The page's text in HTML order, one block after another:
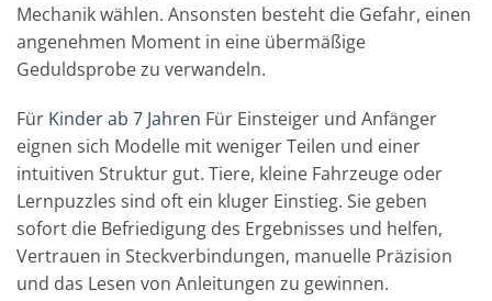
Mechanik wählen. Ansonsten besteht die Gefahr, einen
angenehmen Moment in eine übermäßige
Geduldsprobe zu verwandeln.
Für Kinder ab 7 Jahren Für Einsteiger und Anfänger
eignen sich Modelle mit weniger Teilen und einer
intuitiven Struktur gut. Tiere, kleine Fahrzeuge oder
Lernpuzzles sind oft ein kluger Einstieg. Sie geben
sofort die Befriedigung des Ergebnisses und helfen,
Vertrauen in Steckverbindungen, manuelle Präzision
und das Lesen von Anleitungen zu gewinnen.